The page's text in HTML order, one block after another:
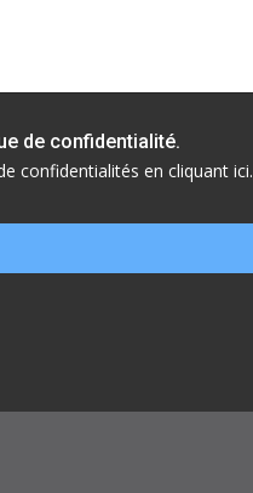
de confidentialité.
confidentialités en cliquant ici.